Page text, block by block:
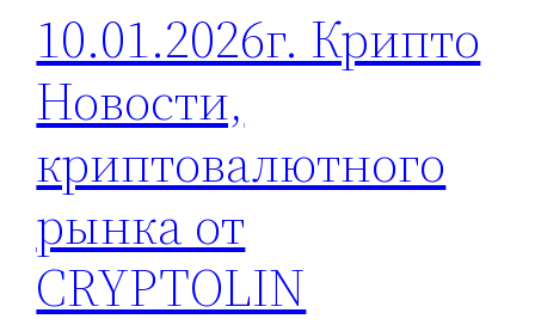
10.01.2026г. Крипто
Новости,
криптовалютного
рынка от
CRYPTOLIN